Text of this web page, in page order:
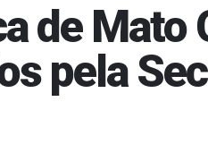
de Mato
pela